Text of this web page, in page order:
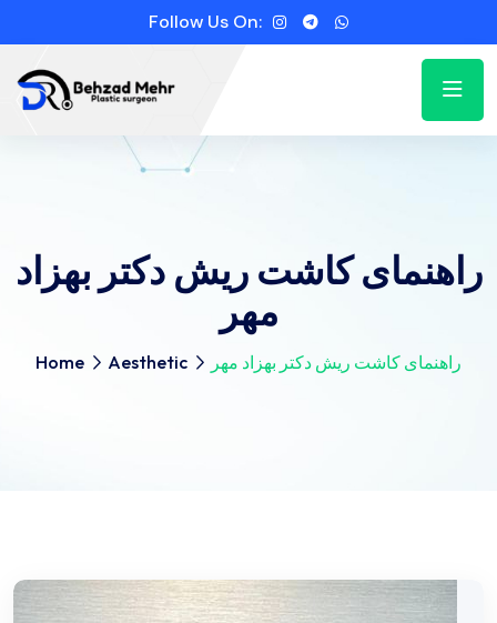
Follow Us On:
راهنمای کاشت ریش دکتر بهزاد
مهر
Home Aesthetic راهنمای کاشت ریش دکتر بهزاد مهر